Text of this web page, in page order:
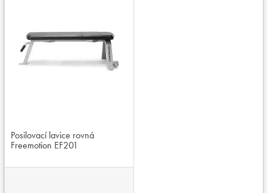
Posilovací lavice rovná
Freemotion EF201